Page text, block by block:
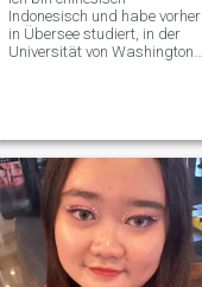
Indonesisch und habe vorher
in Übersee studiert, in der
Universität von Washington,
habe eine Weile
Lobpreisungen und
Anbetungen geleistet. Ich bin
ein guter Zuhörer, Motivator
und meine beste Kritik. ich
bin jugendlich aussehende,
hilfsbereite, rücksichtsvolle,
liebevolle, artikulierte,
spontane und positiv